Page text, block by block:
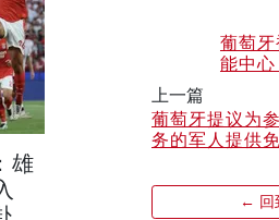
雄
葡萄
能中
上一篇
葡萄牙提议为
务的军人提供
← 回